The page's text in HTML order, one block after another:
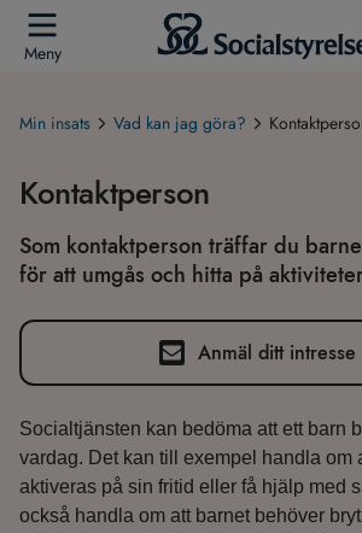
Meny
Min insats Vad kan jag göra?
Kontaktperson
Som kontaktperson träffar du
för att umgås och hitta på
Anmäl ditt intresse
Socialtjänsten kan bedöma att ett barn
vardag. Det kan till exempel handla om
aktiveras på sin fritid eller få hjälp med
också handla om att barnet behöver